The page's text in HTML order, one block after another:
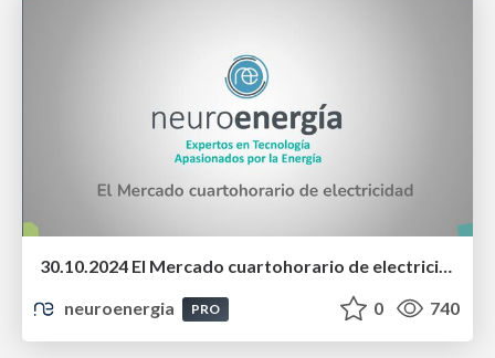
30.10.2024 El Mercado cuartohorario de electricidad
neuroenergia
PRO 0 740